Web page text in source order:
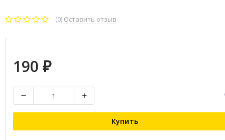
(0) Оставить отзыв
190 ₽
Купить